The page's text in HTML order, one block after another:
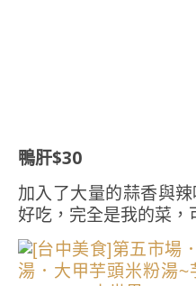
鴨肝$30
加入了大量的蒜香與
好吃，完全是我的菜，